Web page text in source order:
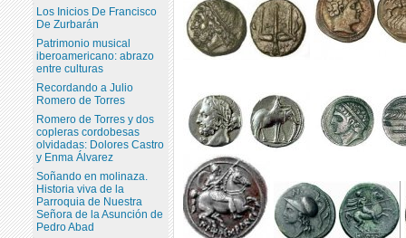
Los Inicios De Francisco
De Zurbarán
Patrimonio musical
iberoamericano: abrazo
entre culturas
Recordando a Julio
Romero de Torres
Romero de Torres y dos
copleras cordobesas
olvidadas: Dolores Castro
y Enma Álvarez
Soñando en molinaza.
Historia viva de la
Parroquia de Nuestra
Señora de la Asunción de
Pedro Abad